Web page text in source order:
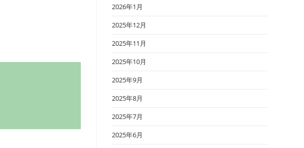
2026年1月
2025年12月
2025年11月
2025年10月
2025年9月
2025年8月
2025年7月
2025年6月